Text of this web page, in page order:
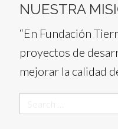
NUESTRA
“En Fundación
proyectos de
mejorar la calidad
for: